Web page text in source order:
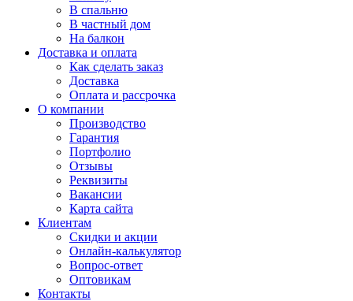
В спальню
В частный дом
На балкон
Доставка и оплата
Как сделать заказ
Доставка
Оплата и рассрочка
О компании
Производство
Гарантия
Портфолио
Отзывы
Реквизиты
Вакансии
Карта сайта
Клиентам
Скидки и акции
Онлайн-калькулятор
Вопрос-ответ
Оптовикам
Контакты